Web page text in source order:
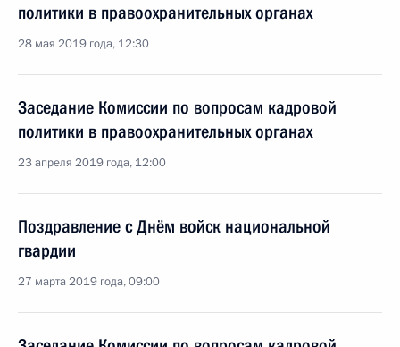
политики в правоохранительных органах
28 мая 2019 года, 12:30
Заседание Комиссии по вопросам кадровой
политики в правоохранительных органах
23 апреля 2019 года, 12:00
Поздравление с Днём войск национальной
гвардии
27 марта 2019 года, 09:00